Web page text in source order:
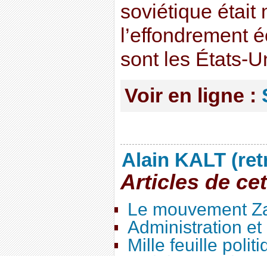
soviétique était
l’effondrement
sont les États-
Voir en ligne :
Alain KALT
Articles de
Le mouvement
Administration
Mille feuille